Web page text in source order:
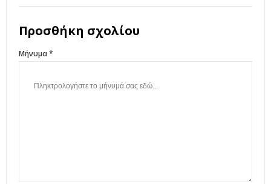
Προσθήκη σχολίου
Μήνυμα *